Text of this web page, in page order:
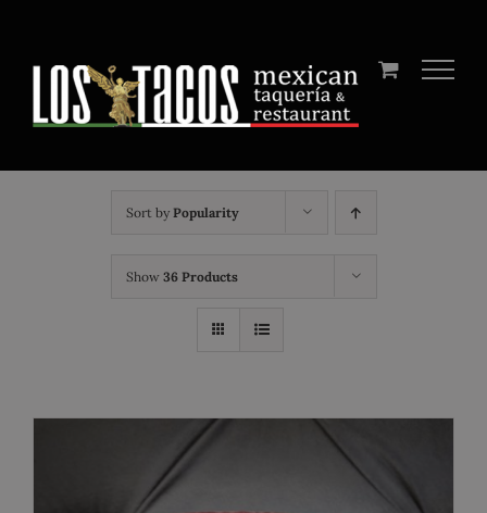
content
Sort by Popularity
Show 36 Products